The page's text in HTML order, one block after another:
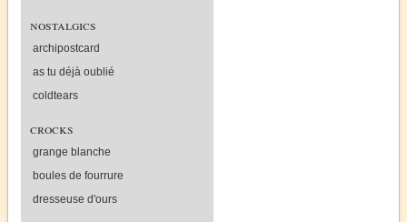
nostalgics
archipostcard
as tu déjà oublié
coldtears
crocks
grange blanche
boules de fourrure
dresseuse d'ours